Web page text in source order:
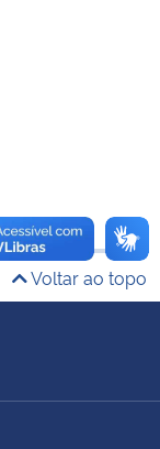
Voltar ao topo